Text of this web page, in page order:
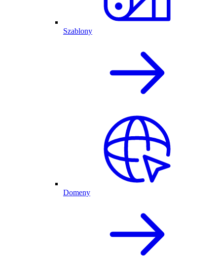
Szablony
Domeny